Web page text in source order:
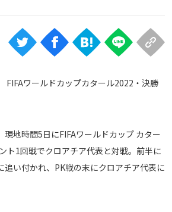
iOS Apps
Web
FIFAワールドカップカタール2022・決勝
地時間5日にFIFAワールドカップ カター
ト1回戦でクロアチア代表と対戦。前半に
追い付かれ、PK戦の末にクロアチア代表に